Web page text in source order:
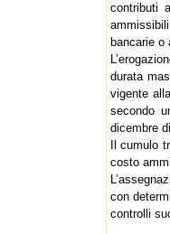
contributi
bancarie o
durata
vigente
secondo
dicembre
Il cumulo
costo
con
controlli